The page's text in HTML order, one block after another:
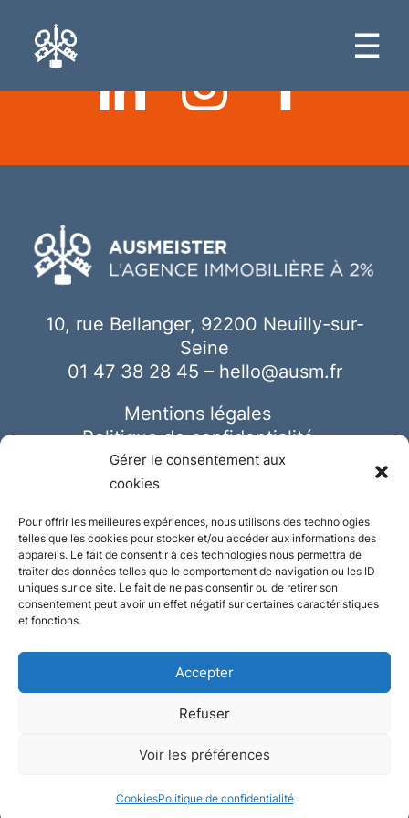
Gérer le consentement aux
cookies
Pour offrir les meilleures expériences, nous utilisons des technologies
telles que les cookies pour stocker et/ou accéder aux informations des
appareils. Le fait de consentir à ces technologies nous permettra de
traiter des données telles que le comportement de navigation ou les ID
uniques sur ce site. Le fait de ne pas consentir ou de retirer son
consentement peut avoir un effet négatif sur certaines caractéristiques
et fonctions.
Accepter
Refuser
Voir les préférences
CookiesPolitique de confidentialité
☰
10, rue Bellanger, 92200 Neuilly-sur-
Seine
01 47 38 28 45 – hello@ausm.fr
Mentions légales
Politique de confidentialité
Cookies
Conception et réalisation :Plate